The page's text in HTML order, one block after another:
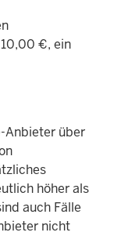
€, ein
Anbieter über
höher als
auch Fälle
nicht